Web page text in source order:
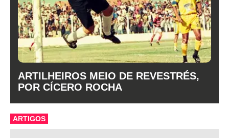
ARTILHEIROS MEIO DE REVESTRÉS,
POR CÍCERO ROCHA
ARTIGOS